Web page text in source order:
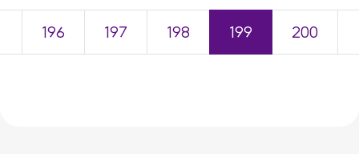
196 197 198 199 200